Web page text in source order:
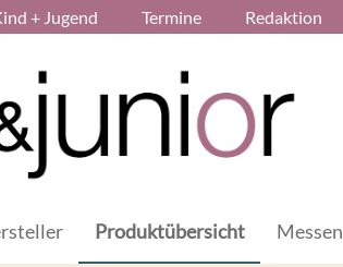
+ Jugend Termine Redaktion
Produktübersicht Messen